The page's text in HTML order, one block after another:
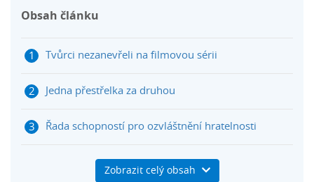
Obsah článku
Tvůrci nezanevřeli na filmovou sérii
Jedna přestřelka za druhou
Řada schopností pro ozvláštnění hratelnosti
Bude Robocop: Rogue City dobrou hrou?
Zobrazit celý obsah